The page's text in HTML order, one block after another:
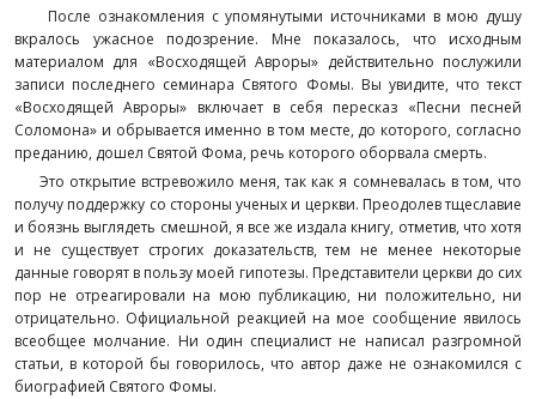
После ознакомления с упомянутыми источниками в мою душу
вкралось ужасное подозрение. Мне показалось, что исходным
материалом для «Восходящей Авроры» действительно послужили
записи последнего семинара Святого Фомы. Вы увидите, что текст
«Восходящей Авроры» включает в себя пересказ «Песни песней
Соломона» и обрывается именно в том месте, до которого, согласно
преданию, дошел Святой Фома, речь которого оборвала смерть.
Это открытие встревожило меня, так как я сомневалась в том, что
получу поддержку со стороны ученых и церкви. Преодолев тщеславие
и боязнь выглядеть смешной, я все же издала книгу, отметив, что хотя
и не существует строгих доказательств, тем не менее некоторые
данные говорят в пользу моей гипотезы. Представители церкви до сих
пор не отреагировали на мою публикацию, ни положительно, ни
отрицательно. Официальной реакцией на мое сообщение явилось
всеобщее молчание. Ни один специалист не написал разгромной
статьи, в которой бы говорилось, что автор даже не ознакомился с
биографией Святого Фомы.